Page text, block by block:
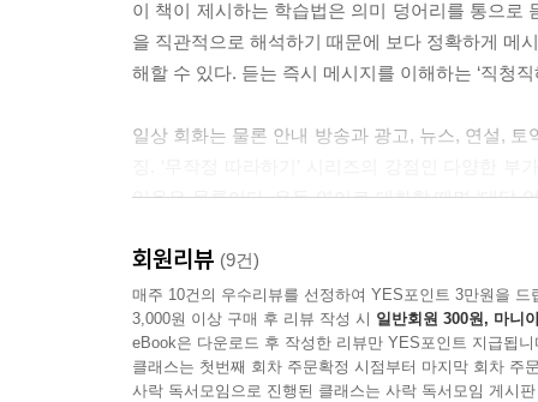
이 책이 제시하는 학습법은 의미 덩어리를 통으로
을 직관적으로 해석하기 때문에 보다 정확하게 메
해할 수 있다. 듣는 즉시 메시지를 이해하는 ‘직청
일상 회화는 물론 안내 방송과 광고, 뉴스, 연설,
있음은 물론이다. 유독 영어로 대화할 때면 ‘대답
★ 500만 명의 독자가 선택한 무작정 따라하기 시
독학으로 영어를 공부하는 독자들의 변화된 학습
새로운 학습 프로그램을 제시합니다.
회원리뷰 (9건)
매주 10건의 우수리뷰를 선정하여 YES포인트 3만원을 드
3,000원 이상 구매 후 리뷰 작성 시 일반회원 300원, 마니
eBook은 다운로드 후 작성한 리뷰만 YES포인트 지급됩니
클래스는 첫번째 회차 주문확정 시점부터 마지막 회차 주
사락 독서모임으로 진행된 클래스는 사락 독서모임 게시